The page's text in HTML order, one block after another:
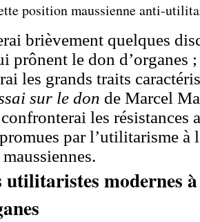
position maussienne anti-
brièvement quelques
prônent le don d’organes ;
les grands traits
sur le don de Marcel
les résistances
par l’utilitarisme à
utilitaristes modernes